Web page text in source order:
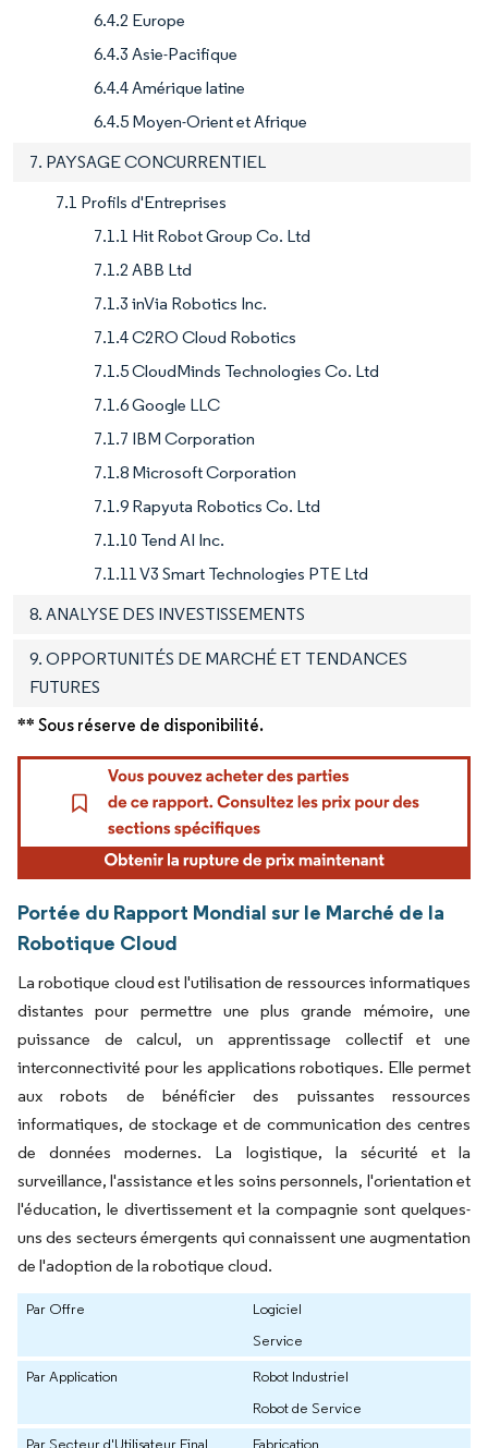
6.4.2 Europe
6.4.3 Asie-Pacifique
6.4.4 Amérique latine
6.4.5 Moyen-Orient et Afrique
7. PAYSAGE CONCURRENTIEL
7.1 Profils d'Entreprises
7.1.1 Hit Robot Group Co. Ltd
7.1.2 ABB Ltd
7.1.3 inVia Robotics Inc.
7.1.4 C2RO Cloud Robotics
7.1.5 CloudMinds Technologies Co. Ltd
7.1.6 Google LLC
7.1.7 IBM Corporation
7.1.8 Microsoft Corporation
7.1.9 Rapyuta Robotics Co. Ltd
7.1.10 Tend AI Inc.
7.1.11 V3 Smart Technologies PTE Ltd
8. ANALYSE DES INVESTISSEMENTS
9. OPPORTUNITÉS DE MARCHÉ ET TENDANCES
FUTURES
** Sous réserve de disponibilité.
Portée du Rapport Mondial sur le Marché de la
Robotique Cloud
La robotique cloud est l'utilisation de ressources informatiques
distantes pour permettre une plus grande mémoire, une
puissance de calcul, un apprentissage collectif et une
interconnectivité pour les applications robotiques. Elle permet
aux robots de bénéficier des puissantes ressources
informatiques, de stockage et de communication des centres
de données modernes. La logistique, la sécurité et la
surveillance, l'assistance et les soins personnels, l'orientation et
l'éducation, le divertissement et la compagnie sont quelques-
uns des secteurs émergents qui connaissent une augmentation
de l'adoption de la robotique cloud.
Par Offre
Logiciel
Service
Par Application
Robot Industriel
Robot de Service
Par Secteur d'Utilisateur Final
Fabrication